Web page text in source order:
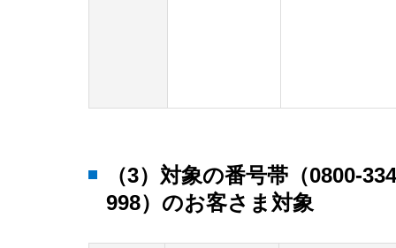
（3）対象の番号帯（0800-
998）のお客さま対象